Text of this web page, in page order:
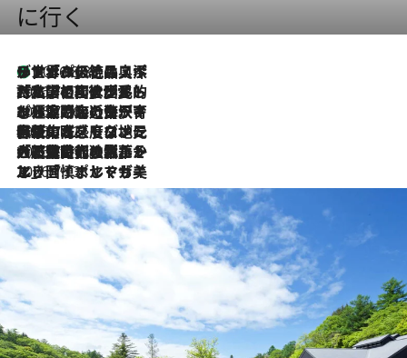
に行く
2026.8.8
リスボンの絶品スイーツ「パステル・デ・ナタ」とは？ポルトガル伝統の奥深い世界へ
2026.7.27
「私の祖国はポルトガル語です」国民的詩人フェルナンド・ペソアと、彼が愛した文学の街を歩く
2026.7.26
ポルトガル近海が育む極上の海の幸。キリリと冷えた白ワインと愉しむ、シーフード専門店の贅沢
2026.7.22
伝統の味をモダンに昇華。高感度な地元客が集う、リスボンの最旬ガストロノミー
2026.7.21
大航海時代の栄華から、震災、独裁、そして革命へ。ポルトガル・首都リスボンの石畳に刻まれた「歴史の光と影」
2026.7.13
エッセイ・ヤマザキマリ「慎ましくも美しき国 ポルトガル」